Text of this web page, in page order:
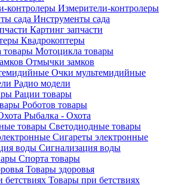
Измерители-контролеры
Инструменты сада
Картинг запчасти
Квадрокоптеры
Мотоцикла товары
Отмычки замков
Очки мультемидийные
Радио модели
Рации товары
Роботов товары
Рыбалка - Охота
Светодиодные товары
Сигареты электронные
Сигнализация воды
Спорта товары
Товары здоровья
Товары при бетствиях